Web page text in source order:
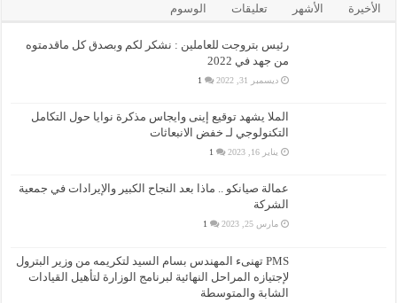
الأخيرة الأشهر تعليقات الوسوم
رئيس بتروجت للعاملين : نشكر لكم وبصدق كل ماقدمتوه
من جهد في 2022
ديسمبر 31, 2022 1
الملا يشهد توقيع إينى وايجاس مذكرة نوايا حول التكامل
التكنولوجي لـ خفض الانبعاثات
يناير 16, 2023 1
عمالة صيانكو .. ماذا بعد النجاح الكبير والإيرادات في جمعية
الشركة
مارس 25, 2023 1
PMS تهنىء المهندس بسام السيد لتكريمه من وزير البترول
لإجتيازه المراحل النهائية لبرنامج الوزارة لتأهيل القيادات
الشابة والمتوسطة